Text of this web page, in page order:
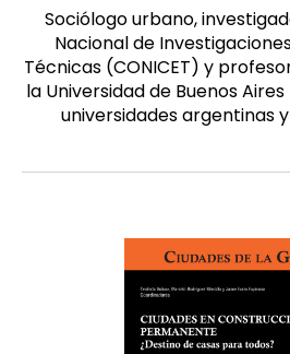
Masculino
Sociólogo urbano,
Nacional de
Técnicas (CONICET) y
la Universidad de Buenos
universidades argentinas